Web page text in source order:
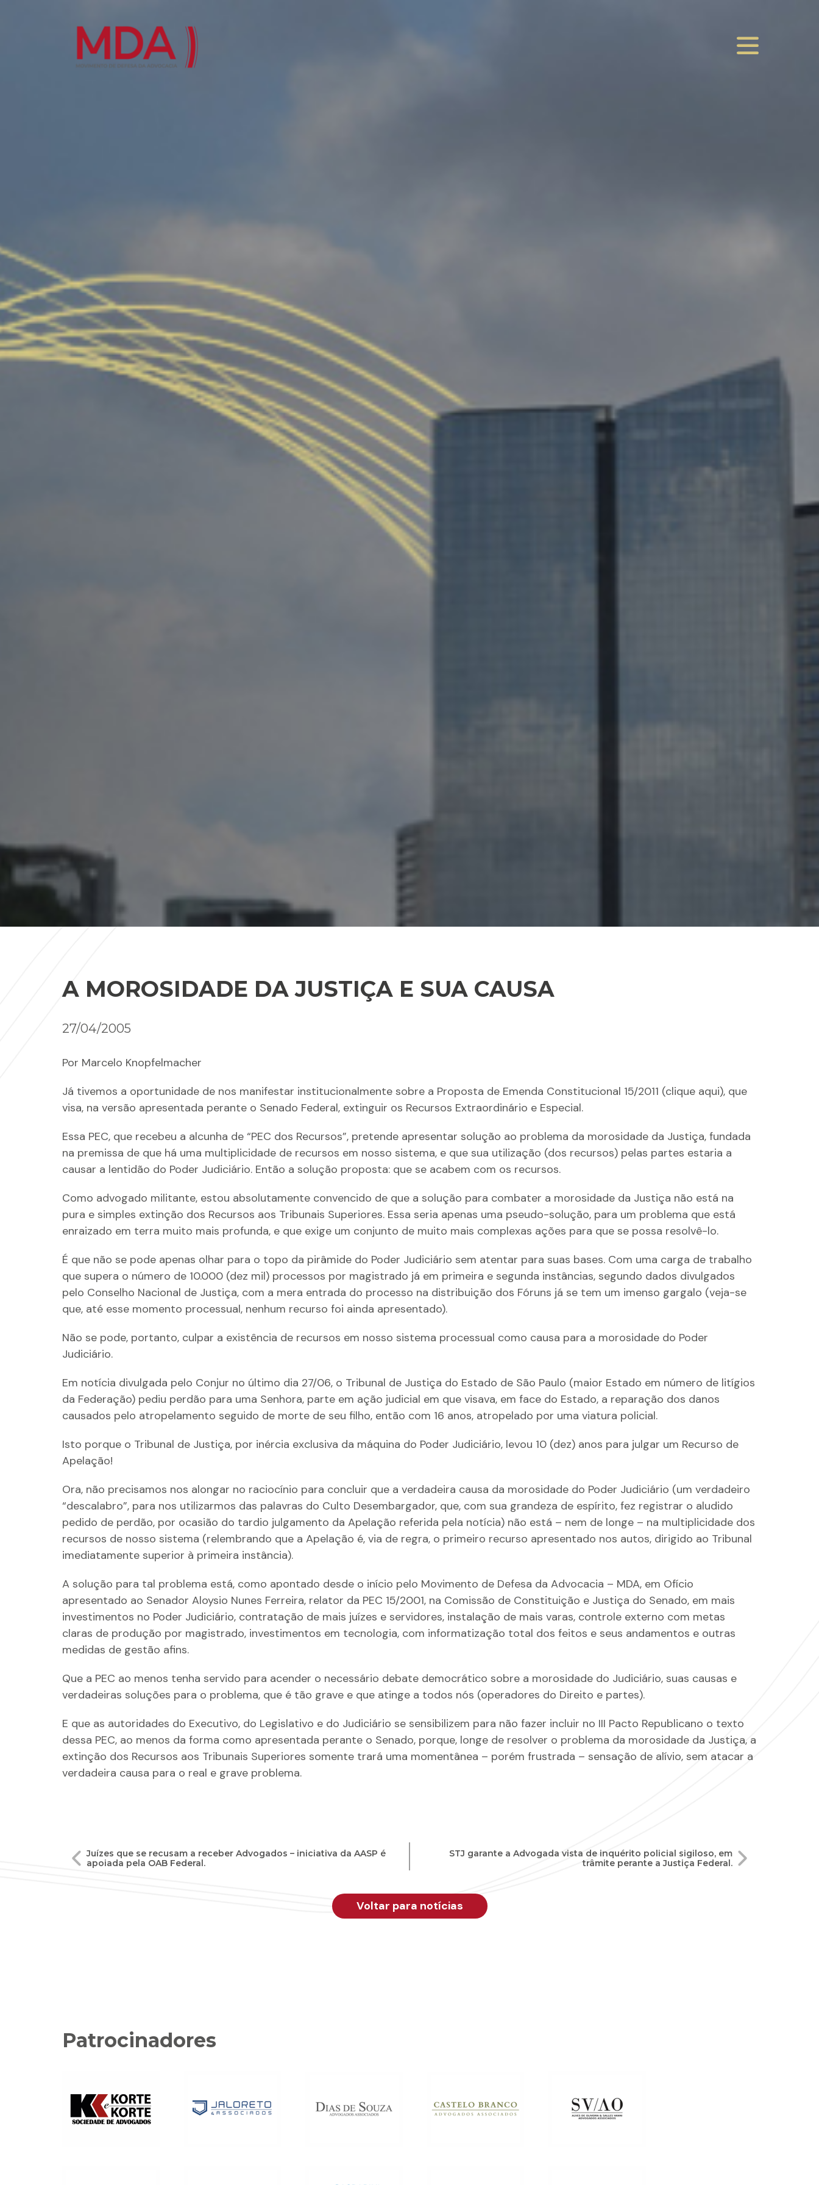
A MOROSIDADE DA JUSTIÇA E SUA CAUSA
27/04/2005
Por Marcelo Knopfelmacher
Já tivemos a oportunidade de nos manifestar institucionalmente sobre a Proposta de Emenda Constitucional 15/2011 (clique aqui), que
visa, na versão apresentada perante o Senado Federal, extinguir os Recursos Extraordinário e Especial.
Essa PEC, que recebeu a alcunha de “PEC dos Recursos”, pretende apresentar solução ao problema da morosidade da Justiça, fundada
na premissa de que há uma multiplicidade de recursos em nosso sistema, e que sua utilização (dos recursos) pelas partes estaria a
causar a lentidão do Poder Judiciário. Então a solução proposta: que se acabem com os recursos.
Como advogado militante, estou absolutamente convencido de que a solução para combater a morosidade da Justiça não está na
pura e simples extinção dos Recursos aos Tribunais Superiores. Essa seria apenas uma pseudo-solução, para um problema que está
enraizado em terra muito mais profunda, e que exige um conjunto de muito mais complexas ações para que se possa resolvê-lo.
É que não se pode apenas olhar para o topo da pirâmide do Poder Judiciário sem atentar para suas bases. Com uma carga de trabalho
que supera o número de 10.000 (dez mil) processos por magistrado já em primeira e segunda instâncias, segundo dados divulgados
pelo Conselho Nacional de Justiça, com a mera entrada do processo na distribuição dos Fóruns já se tem um imenso gargalo (veja-se
que, até esse momento processual, nenhum recurso foi ainda apresentado).
Não se pode, portanto, culpar a existência de recursos em nosso sistema processual como causa para a morosidade do Poder
Judiciário.
Em notícia divulgada pelo Conjur no último dia 27/06, o Tribunal de Justiça do Estado de São Paulo (maior Estado em número de litígios
da Federação) pediu perdão para uma Senhora, parte em ação judicial em que visava, em face do Estado, a reparação dos danos
causados pelo atropelamento seguido de morte de seu filho, então com 16 anos, atropelado por uma viatura policial.
Isto porque o Tribunal de Justiça, por inércia exclusiva da máquina do Poder Judiciário, levou 10 (dez) anos para julgar um Recurso de
Apelação!
Ora, não precisamos nos alongar no raciocínio para concluir que a verdadeira causa da morosidade do Poder Judiciário (um verdadeiro
“descalabro”, para nos utilizarmos das palavras do Culto Desembargador, que, com sua grandeza de espírito, fez registrar o aludido
pedido de perdão, por ocasião do tardio julgamento da Apelação referida pela notícia) não está – nem de longe – na multiplicidade dos
recursos de nosso sistema (relembrando que a Apelação é, via de regra, o primeiro recurso apresentado nos autos, dirigido ao Tribunal
imediatamente superior à primeira instância).
A solução para tal problema está, como apontado desde o início pelo Movimento de Defesa da Advocacia – MDA, em Ofício
apresentado ao Senador Aloysio Nunes Ferreira, relator da PEC 15/2001, na Comissão de Constituição e Justiça do Senado, em mais
investimentos no Poder Judiciário, contratação de mais juízes e servidores, instalação de mais varas, controle externo com metas
claras de produção por magistrado, investimentos em tecnologia, com informatização total dos feitos e seus andamentos e outras
medidas de gestão afins.
Que a PEC ao menos tenha servido para acender o necessário debate democrático sobre a morosidade do Judiciário, suas causas e
verdadeiras soluções para o problema, que é tão grave e que atinge a todos nós (operadores do Direito e partes).
E que as autoridades do Executivo, do Legislativo e do Judiciário se sensibilizem para não fazer incluir no III Pacto Republicano o texto
dessa PEC, ao menos da forma como apresentada perante o Senado, porque, longe de resolver o problema da morosidade da Justiça, a
extinção dos Recursos aos Tribunais Superiores somente trará uma momentânea – porém frustrada – sensação de alívio, sem atacar a
verdadeira causa para o real e grave problema.
Navegação
Juízes que se recusam a receber Advogados – iniciativa da AASP é
apoiada pela OAB Federal.
STJ garante a Advogada vista de inquérito policial sigiloso, em
trâmite perante a Justiça Federal.
Voltar para notícias
Patrocinadores